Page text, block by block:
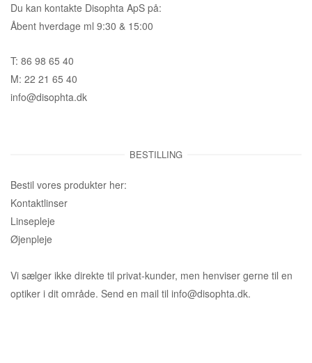
Du kan kontakte Disophta ApS på:
Åbent hverdage ml 9:30 & 15:00
T: 86 98 65 40
M: 22 21 65 40
info@disophta.dk
BESTILLING
Bestil vores produkter her:
Kontaktlinser
Linsepleje
Øjenpleje
Vi sælger ikke direkte til privat-kunder, men henviser gerne til en
optiker i dit område. Send en mail til info@disophta.dk.